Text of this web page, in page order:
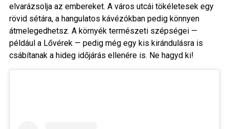
elvarázsolja az embereket. A város utcái tökéletesek egy
rövid sétára, a hangulatos kávézókban pedig könnyen
átmelegedhetsz. A környék természeti szépségei —
például a Lővérek — pedig még egy kis kirándulásra is
csábítanak a hideg időjárás ellenére is. Ne hagyd ki!